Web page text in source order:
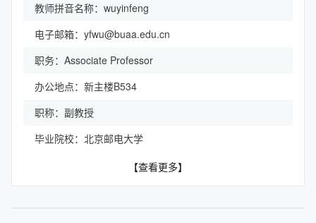
【查看更多】
教师拼音名称：wuyinfeng
电子邮箱： yfwu@buaa.edu.cn
职务：Associate Professor
办公地点：新主楼B534
职称：副教授
毕业院校：北京邮电大学